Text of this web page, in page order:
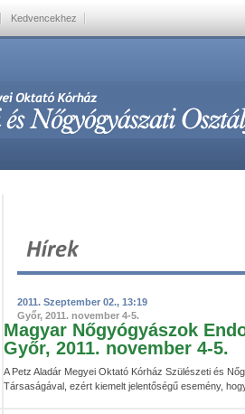
Kedvencekhez
2011. Szeptember 02., 13:19
Győr, 2011. november 4-5.
Magyar Nőgyógyászok
Győr, 2011. november 4-5.
A Petz Aladár Megyei Oktató Kórház Szülészeti és
Társaságával, ezért kiemelt jelentőségű esemény,